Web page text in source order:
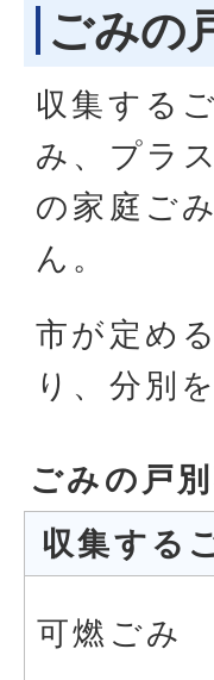
ごみの
収集する
み、プラ
の家庭ご
ん。
市が定め
り、分別
ごみの戸
収集する
可燃ごみ